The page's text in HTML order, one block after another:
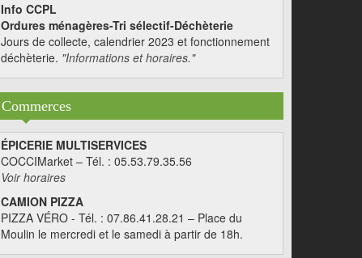
Info CCPL
Ordures ménagères-Tri sélectif-Déchèterie
Jours de collecte, calendrier 2023 et fonctionnement
déchèterie. "Informations et horaires."
Commerces
ÉPICERIE MULTISERVICES
COCCIMarket – Tél. : 05.53.79.35.56
Voir horaires
CAMION PIZZA
PIZZA VÉRO - Tél. : 07.86.41.28.21 – Place du
Moulin le mercredi et le samedi à partir de 18h.